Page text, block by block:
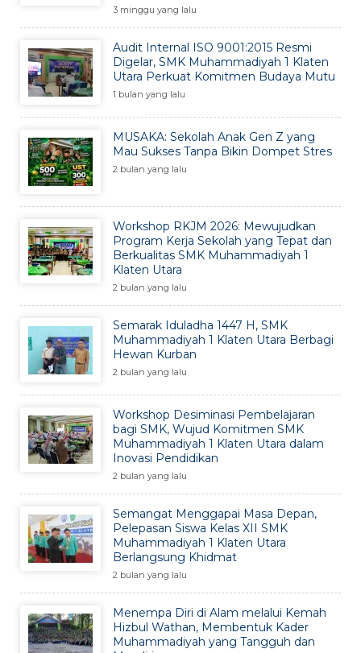
3 minggu yang lalu
Audit Internal ISO 9001:2015 Resmi
Digelar, SMK Muhammadiyah 1 Klaten
Utara Perkuat Komitmen Budaya Mutu
1 bulan yang lalu
MUSAKA: Sekolah Anak Gen Z yang
Mau Sukses Tanpa Bikin Dompet Stres
2 bulan yang lalu
Workshop RKJM 2026: Mewujudkan
Program Kerja Sekolah yang Tepat dan
Berkualitas SMK Muhammadiyah 1
Klaten Utara
2 bulan yang lalu
Semarak Iduladha 1447 H, SMK
Muhammadiyah 1 Klaten Utara Berbagi
Hewan Kurban
2 bulan yang lalu
Workshop Desiminasi Pembelajaran
bagi SMK, Wujud Komitmen SMK
Muhammadiyah 1 Klaten Utara dalam
Inovasi Pendidikan
2 bulan yang lalu
Semangat Menggapai Masa Depan,
Pelepasan Siswa Kelas XII SMK
Muhammadiyah 1 Klaten Utara
Berlangsung Khidmat
2 bulan yang lalu
Menempa Diri di Alam melalui Kemah
Hizbul Wathan, Membentuk Kader
Muhammadiyah yang Tangguh dan